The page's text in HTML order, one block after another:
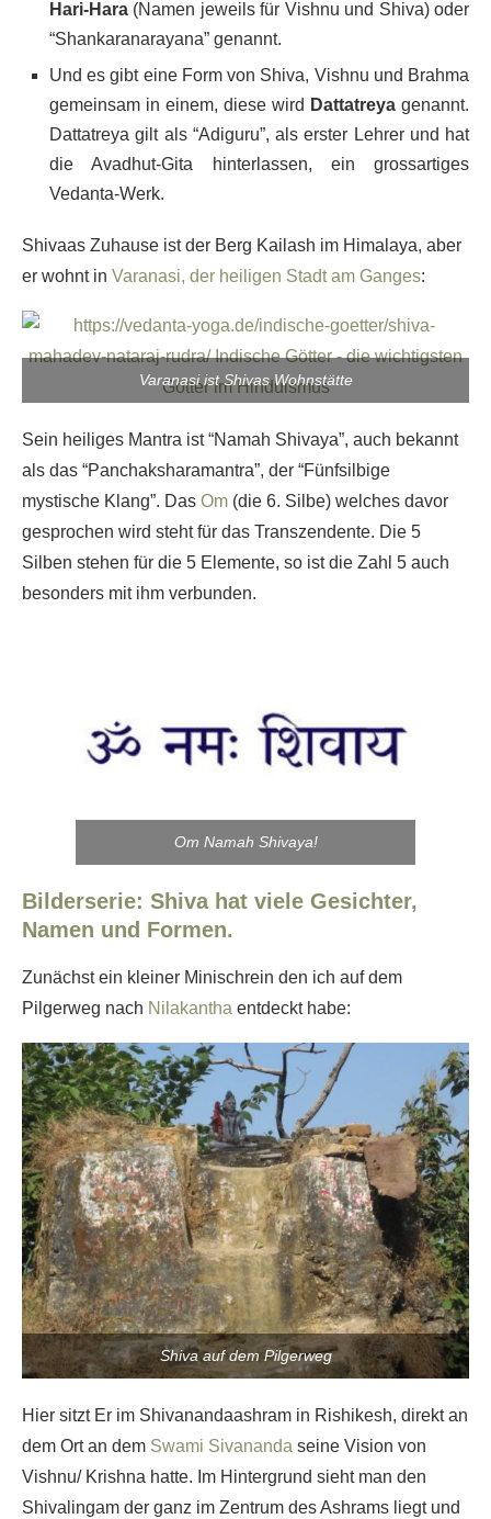
Hari-Hara (Namen jeweils für Vishnu und Shiva) oder
“Shankaranarayana” genannt.
Und es gibt eine Form von Shiva, Vishnu und Brahma
gemeinsam in einem, diese wird Dattatreya genannt.
Dattatreya gilt als “Adiguru”, als erster Lehrer und hat
die Avadhut-Gita hinterlassen, ein grossartiges
Vedanta-Werk.
Shivaas Zuhause ist der Berg Kailash im Himalaya, aber
er wohnt in Varanasi, der heiligen Stadt am Ganges:
Varanasi ist Shivas Wohnstätte
Sein heiliges Mantra ist “Namah Shivaya”, auch bekannt
als das “Panchaksharamantra”, der “Fünfsilbige
mystische Klang”. Das Om (die 6. Silbe) welches davor
gesprochen wird steht für das Transzendente. Die 5
Silben stehen für die 5 Elemente, so ist die Zahl 5 auch
besonders mit ihm verbunden.
Om Namah Shivaya!
Bilderserie: Shiva hat viele Gesichter,
Namen und Formen.
Zunächst ein kleiner Minischrein den ich auf dem
Pilgerweg nach Nilakantha entdeckt habe:
Shiva auf dem Pilgerweg
Hier sitzt Er im Shivanandaashram in Rishikesh, direkt an
dem Ort an dem Swami Sivananda seine Vision von
Vishnu/ Krishna hatte. Im Hintergrund sieht man den
Shivalingam der ganz im Zentrum des Ashrams liegt und